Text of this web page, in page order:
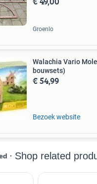
Groenlo
Walachia Vario
bouwsets)
€ 54,99
Bezoek website